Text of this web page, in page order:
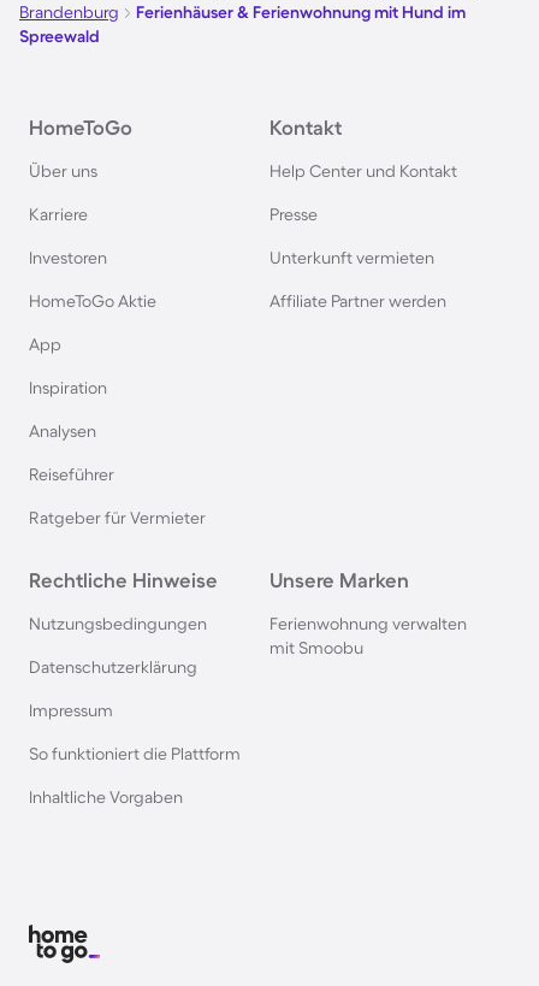
Ferienhäuser & Ferienwohnung mit Hund auf
Ferienhäuser & Ferienwohnung mit Hund am
Ferienhäuser & Ferienwohnung mit Hund auf
Rügen
Gardasee
Nordsee
Ferienhäuser & Ferienwohnung mit Hund in
Allgäu
Ferienhäuser & Ferienwohnung mit Hund auf
Ferienhäuser & Ferienwohnung mit Hund in
Kühlungsborn
Brandenburg
Ferienhäuser & Ferienwohnung mit Hund im
Spreewald
HomeToGo
Über uns
Karriere
Investoren
HomeToGo Aktie
App
Inspiration
Analysen
Reiseführer
Ratgeber für Vermieter
Kontakt
Help Center und Kontakt
Presse
Unterkunft vermieten
Affiliate Partner werden
Rechtliche Hinweise
Nutzungsbedingungen
Datenschutzerklärung
Impressum
So funktioniert die Plattform
Inhaltliche Vorgaben
Unsere Marken
Ferienwohnung verwalten
mit Smoobu